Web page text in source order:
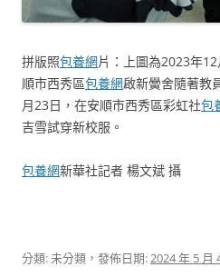
拼版照包養網片：上圖為2023年12
順市西秀區包養網啟新黌舍隨著教
月23日，在安順市西秀區彩虹社包
吉雪試穿新校服。
包養網新華社記者 楊文斌 攝
分類: 未分類，發佈日期: 2024 年 5 月